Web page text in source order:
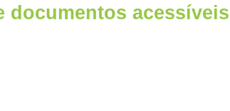
documentos